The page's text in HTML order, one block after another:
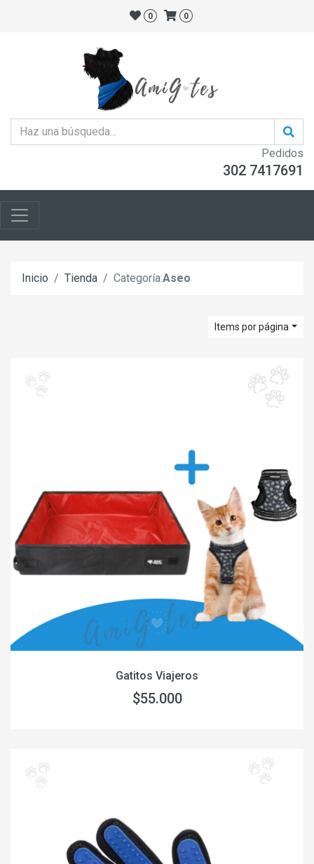
0 0
Pedidos
302 7417691
Inicio Tienda Categoría:Aseo
Items por página
Gatitos Viajeros
$55.000